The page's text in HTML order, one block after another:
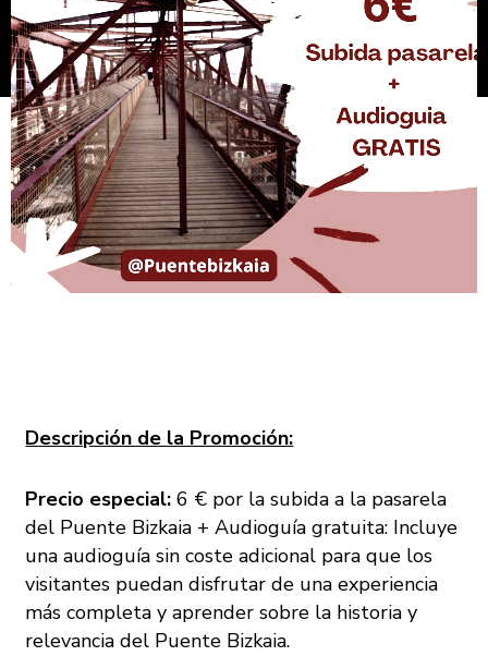
Descripción de la Promoción:
Precio especial: 6 € por la subida a la pasarela
del Puente Bizkaia + Audioguía gratuita: Incluye
una audioguía sin coste adicional para que los
visitantes puedan disfrutar de una experiencia
más completa y aprender sobre la historia y
relevancia del Puente Bizkaia.